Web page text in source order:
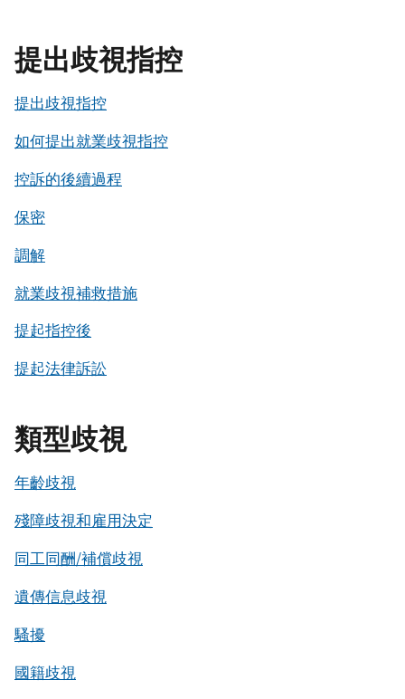
提出歧視指控
提出歧視指控
如何提出就業歧視指控
控訴的後續過程
保密
調解
就業歧視補救措施
提起指控後
提起法律訴訟
類型歧視
年齡歧視
殘障歧視和雇用決定
同工同酬/補償歧視
遺傳信息歧視
騷擾
國籍歧視